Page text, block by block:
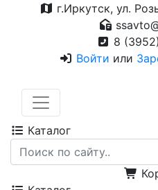
г.Иркутск, ул.
8
Войти или
Каталог